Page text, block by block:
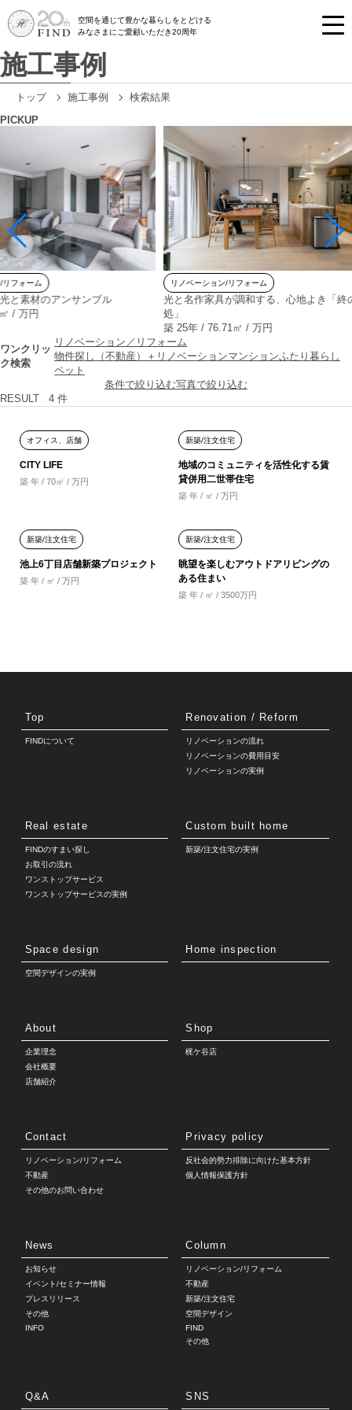
空間を通じて豊かな暮らしをとどける
みなさまにご愛顧いただき20周年
施工事例
トップ 施工事例
検索結果
PICKUP
アンサンブル
リノベーション/リフォーム
光と名作家具が調和する、心地よき「終の住
築 25年 / 76.71㎡ / 万円
ワンクリッ
ク検索
リノベーション／リフォーム
物件探し（不動産）＋リノベーションマンションふたり暮らし
ペット
条件で絞り込む写真で絞り込む
RESULT
4 件
オフィス、店舗
CITY LIFE
築 年 / 70㎡ / 万円
新築/注文住宅
地域のコミュニティを活性化する賃
貸併用二世帯住宅
築 年 / ㎡ / 万円
新築/注文住宅
池上6丁目店舗新築プロジェクト
築 年 / ㎡ / 万円
新築/注文住宅
眺望を楽しむアウトドアリビングの
ある住まい
築 年 / ㎡ / 3500万円
Top
FINDについて
Renovation / Reform
リノベーションの流れ
リノベーションの費用目安
リノベーションの実例
Real estate
FINDのすまい探し
お取引の流れ
ワンストップサービス
ワンストップサービスの実例
Custom built home
新築/注文住宅の実例
Space design
空間デザインの実例
Home inspection
About
企業理念
会社概要
店舗紹介
Shop
梶ケ谷店
Contact
リノベーション/リフォーム
不動産
その他のお問い合わせ
Privacy policy
反社会的勢力排除に向けた基本方針
個人情報保護方針
News
お知らせ
イベント/セミナー情報
プレスリリース
その他
INFO
Column
リノベーション/リフォーム
不動産
新築/注文住宅
空間デザイン
FIND
その他
Q&A SNS